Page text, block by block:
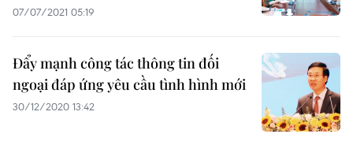
07/07/2021 05:19
Đẩy mạnh công tác thông tin đối
ngoại đáp ứng yêu cầu tình hình mới
30/12/2020 13:42